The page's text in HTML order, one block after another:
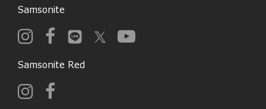
Samsonite
Samsonite Red